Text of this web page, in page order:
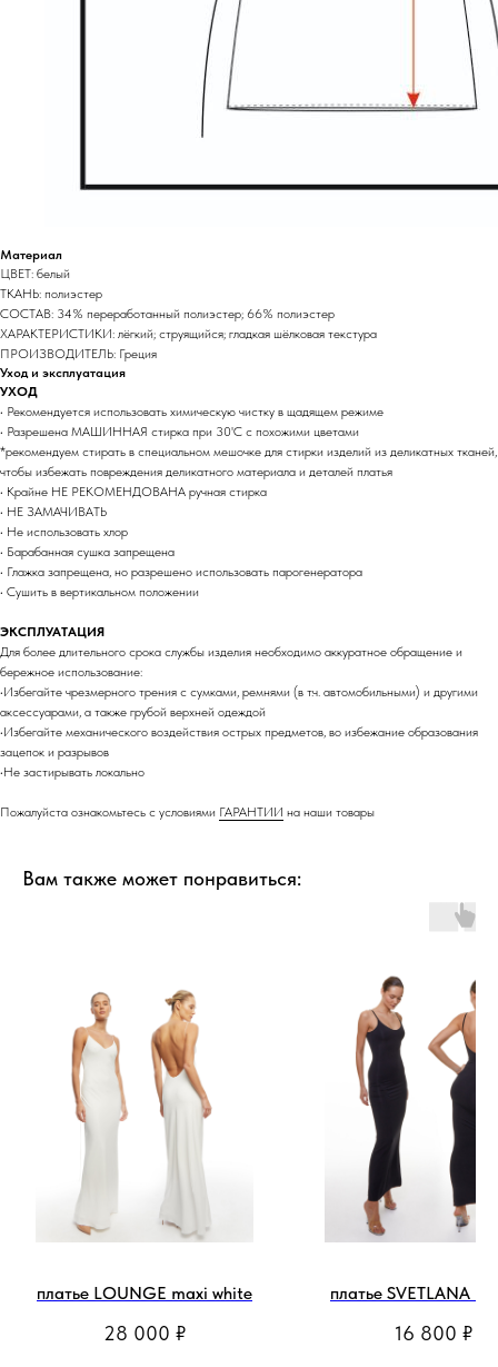
Материал
ЦВЕТ: белый
ТКАНЬ: полиэстер
СОСТАВ: 34% переработанный полиэстер; 66% полиэстер
ХАРАКТЕРИСТИКИ: лёгкий; струящийся; гладкая шёлковая текстура
ПРОИЗВОДИТЕЛЬ: Греция
Уход и эксплуатация
УХОД
• Рекомендуется использовать химическую чистку в щадящем режиме
• Разрешена МАШИННАЯ стирка при 30'C с похожими цветами
*рекомендуем стирать в специальном мешочке для стирки изделий из деликатных тканей,
чтобы избежать повреждения деликатного материала и деталей платья
• Крайне НЕ РЕКОМЕНДОВАНА ручная стирка
• НЕ ЗАМАЧИВАТЬ
• Не использовать хлор
• Барабанная сушка запрещена
• Глажка запрещена, но разрешено использовать парогенератора
• Сушить в вертикальном положении
ЭКСПЛУАТАЦИЯ
Для более длительного срока службы изделия необходимо аккуратное обращение и
бережное использование:
•Избегайте чрезмерного трения с сумками, ремнями (в т.ч. автомобильными) и другими
аксессуарами, а также грубой верхней одеждой
•Избегайте механического воздействия острых предметов, во избежание образования
зацепок и разрывов
•Не застирывать локально
Пожалуйста ознакомьтесь с условиями ГАРАНТИИ на наши товары
Вам также может понравиться:
платье LOUNGE maxi white
28 000 ₽
платье SVETLANA
16 800 ₽